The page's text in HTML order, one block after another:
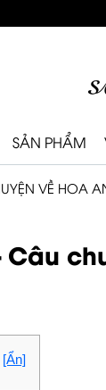
SẢN PHẨM
VỀ HOA
Câu
[Ẩn]